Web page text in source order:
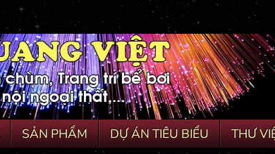
SẢN PHẨM DỰ ÁN TIÊU BIỂU THƯ